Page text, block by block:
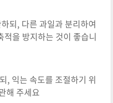
되, 다른 과일과 분리하여
을 방지하는 것이 좋습니
, 익는 속도를 조절하기 위
해 주세요